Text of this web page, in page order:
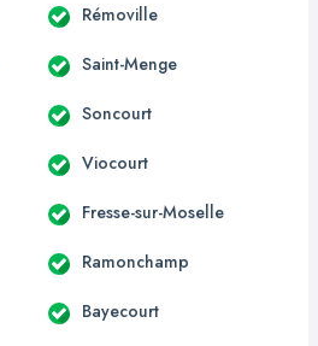
Rémoville
Saint-Menge
Soncourt
Viocourt
Fresse-sur-Moselle
Ramonchamp
Bayecourt